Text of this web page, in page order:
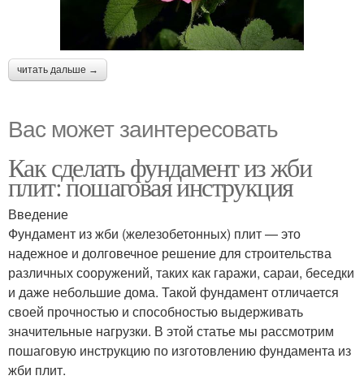
читать дальше →
Вас может заинтересовать
Как сделать фундамент из жби
плит: пошаговая инструкция
Введение
Фундамент из жби (железобетонных) плит — это
надежное и долговечное решение для строительства
различных сооружений, таких как гаражи, сараи, беседки
и даже небольшие дома. Такой фундамент отличается
своей прочностью и способностью выдерживать
значительные нагрузки. В этой статье мы рассмотрим
пошаговую инструкцию по изготовлению фундамента из
жби плит.